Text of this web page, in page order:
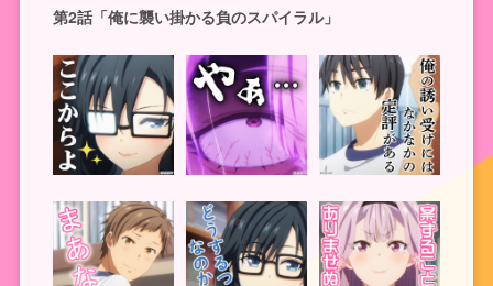
第2話「俺に襲い掛かる負のスパイラル」